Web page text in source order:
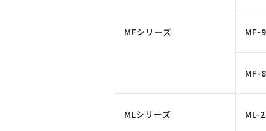
MFシリーズ MF-
MF-
MLシリーズ ML-